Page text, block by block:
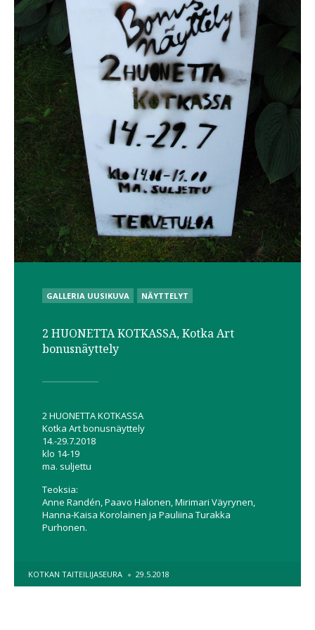
POSTED
IN
GALLERIA UUSIKUVA NÄYTTELYT
2 HUONETTA KOTKASSA, Kotka Art
bonusnäyttely
2 HUONETTA KOTKASSA
Kotka Art bonusnäyttely
14.-29.7.2018
klo 14-19
ma. suljettu
Teoksia:
Anne Randén, Paavo Halonen, Mirimari Väyrynen,
Hanna-Kaisa Korolainen ja Pauliina Turakka
Purhonen.
POSTED
BY
KOTKAN TAITEILIJASEURA 29.5.2018